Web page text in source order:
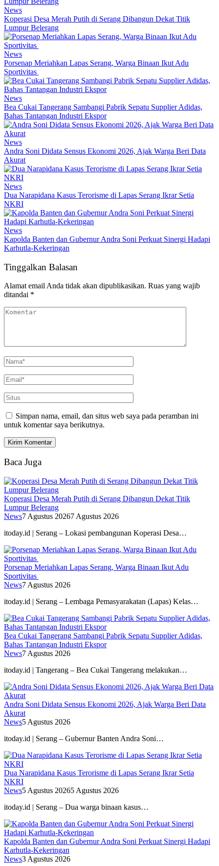
News
Koperasi Desa Merah Putih di Serang Dibangun Dekat Titik
Lumpur Belerang
News
Porsenap Meriahkan Lapas Serang, Warga Binaan Ikut Adu
Sportivitas
News
Bea Cukai Tangerang Sambangi Pabrik Sepatu Supplier Adidas,
Bahas Tantangan Industri Ekspor
News
Andra Soni Didata Sensus Ekonomi 2026, Ajak Warga Beri Data
Akurat
News
Dua Narapidana Kasus Terorisme di Lapas Serang Ikrar Setia
NKRI
News
Kapolda Banten dan Gubernur Andra Soni Perkuat Sinergi Hadapi
Karhutla-Kekeringan
Tinggalkan Balasan
Alamat email Anda tidak akan dipublikasikan. Ruas yang wajib
ditandai *
Simpan nama, email, dan situs web saya pada peramban ini
untuk komentar saya berikutnya.
Baca Juga
Koperasi Desa Merah Putih di Serang Dibangun Dekat Titik
Lumpur Belerang
News7 Agustus 20267 Agustus 2026
itoday.id | Serang – Lokasi pembangunan Koperasi Desa…
Porsenap Meriahkan Lapas Serang, Warga Binaan Ikut Adu
Sportivitas
News7 Agustus 2026
itoday.id | Serang – Lembaga Pemasyarakatan (Lapas) Kelas…
Bea Cukai Tangerang Sambangi Pabrik Sepatu Supplier Adidas,
Bahas Tantangan Industri Ekspor
News7 Agustus 2026
itoday.id | Tangerang – Bea Cukai Tangerang melakukan…
Andra Soni Didata Sensus Ekonomi 2026, Ajak Warga Beri Data
Akurat
News5 Agustus 2026
itoday.id | Serang – Gubernur Banten Andra Soni…
Dua Narapidana Kasus Terorisme di Lapas Serang Ikrar Setia
NKRI
News5 Agustus 20265 Agustus 2026
itoday.id | Serang – Dua warga binaan kasus…
Kapolda Banten dan Gubernur Andra Soni Perkuat Sinergi Hadapi
Karhutla-Kekeringan
News3 Agustus 2026